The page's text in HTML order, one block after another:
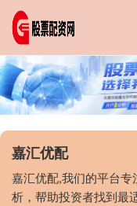
嘉汇优配
嘉汇优配,我们的平台
析，帮助投资者找到最